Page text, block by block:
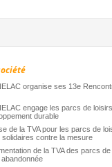
organise ses 13e
engage les parcs de
durable
de la TVA pour les parcs de
contre la mesure
de la TVA des parcs